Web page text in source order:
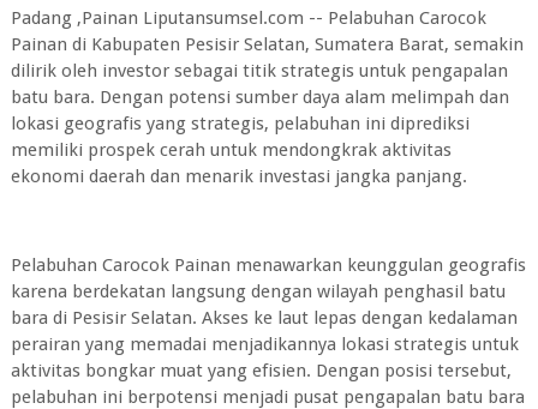
Padang ,Painan Liputansumsel.com -- Pelabuhan Carocok
Painan di Kabupaten Pesisir Selatan, Sumatera Barat, semakin
dilirik oleh investor sebagai titik strategis untuk pengapalan
batu bara. Dengan potensi sumber daya alam melimpah dan
lokasi geografis yang strategis, pelabuhan ini diprediksi
memiliki prospek cerah untuk mendongkrak aktivitas
ekonomi daerah dan menarik investasi jangka panjang.
Pelabuhan Carocok Painan menawarkan keunggulan geografis
karena berdekatan langsung dengan wilayah penghasil batu
bara di Pesisir Selatan. Akses ke laut lepas dengan kedalaman
perairan yang memadai menjadikannya lokasi strategis untuk
aktivitas bongkar muat yang efisien. Dengan posisi tersebut,
pelabuhan ini berpotensi menjadi pusat pengapalan batu bara